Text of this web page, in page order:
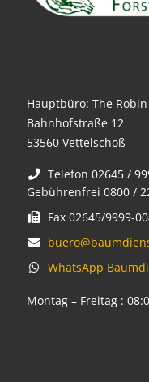
Hauptbüro: The
Bahnhofstraße 12
53560 Vettelschoß
Telefon 02645 /
Gebührenfrei 0800 /
Fax 02645/9999-
WhatsApp
Montag – Freitag :